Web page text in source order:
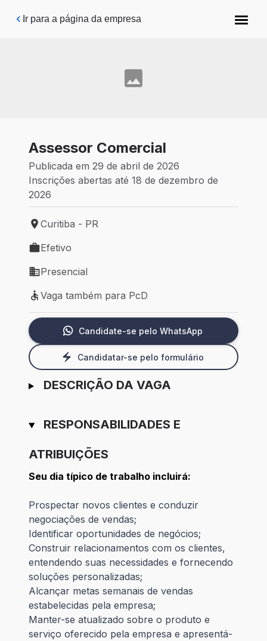
Pular para o conteúdo principal
Ir para a página da empresa
Assessor Comercial
Publicada em 29 de abril de 2026
Inscrições abertas até 18 de dezembro de
2026
Local de trabalho: Curitiba - PR
Curitiba - PR
Tipo de vaga: Efetivo
Efetivo
Modelo de trabalho: Presencial
Presencial
Vaga também para PcD
Vaga também para PcD
Candidate-se pelo WhatsApp
Candidatar-se pelo formulário
DESCRIÇÃO DA VAGA
RESPONSABILIDADES E
ATRIBUIÇÕES
Seu dia típico de trabalho incluirá:
Prospectar novos clientes e conduzir
negociações de vendas;
Identificar oportunidades de negócios;
Construir relacionamentos com os clientes,
entendendo suas necessidades e fornecendo
soluções personalizadas;
Alcançar metas semanais de vendas
estabelecidas pela empresa;
Manter-se atualizado sobre o produto e
serviço oferecido pela empresa e apresentá-